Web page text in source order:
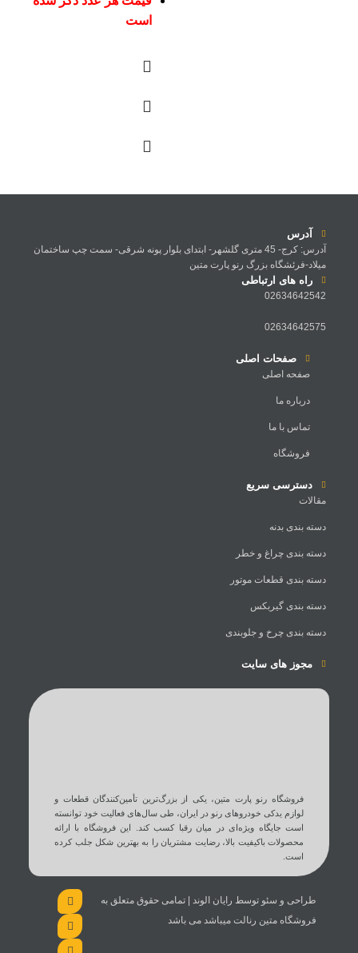
است
آدرس
آدرس: کرج- 45 متری گلشهر- ابتدای بلوار پونه شرقی- سمت چپ ساختمان
میلاد-فرئشگاه بزرگ رنو پارت متین
راه های ارتباطی
02634642542
02634642575
صفحات اصلی
صفحه اصلی
درباره ما
تماس با ما
فروشگاه
دسترسی سریع
مقالات
دسته بندی بدنه
دسته بندی چراغ و خطر
دسته بندی قطعات موتور
دسته بندی گیربکس
دسته بندی چرخ و جلوبندی
مجوز های سایت
فروشگاه رنو پارت متین، یکی از بزرگ‌ترین تأمین‌کنندگان قطعات و
لوازم یدکی خودروهای رنو در ایران، طی سال‌های فعالیت خود توانسته
است جایگاه ویژه‌ای در میان رقبا کسب کند. این فروشگاه با ارائه
محصولات باکیفیت بالا، رضایت مشتریان را به بهترین شکل جلب کرده
است.
طراحی و سئو توسط رایان الوند | تمامی حقوق متعلق به
فروشگاه متین رنالت میباشد می باشد